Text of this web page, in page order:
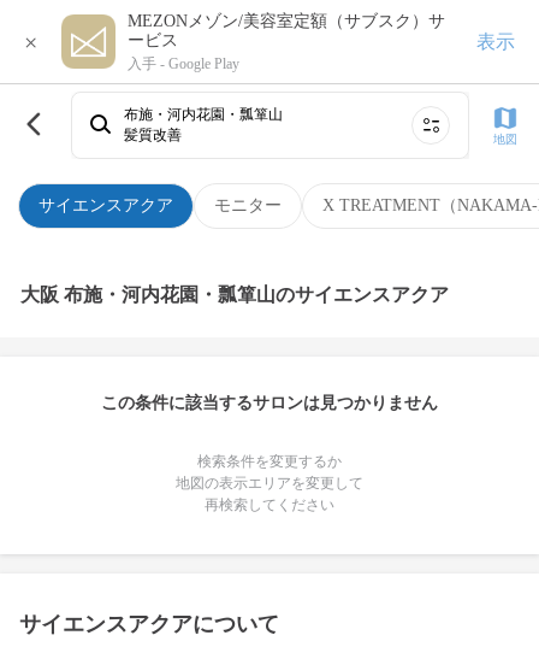
×
MEZONメゾン/美容室定額（サブスク）サ
ービス
入手 - Google Play
表示
サイエンスアクア モニター X TREATMENT（
布施・河内花園・瓢箪山
髪質改善
地図
大阪 布施・河内花園・瓢箪山のサイエンスアクア
この条件に該当するサロンは見つかりません
検索条件を変更するか
地図の表示エリアを変更して
再検索してください
サイエンスアクアについて